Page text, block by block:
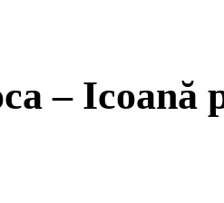
– Icoană